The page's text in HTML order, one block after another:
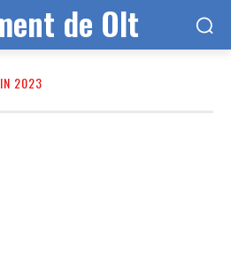
de Olt
2023